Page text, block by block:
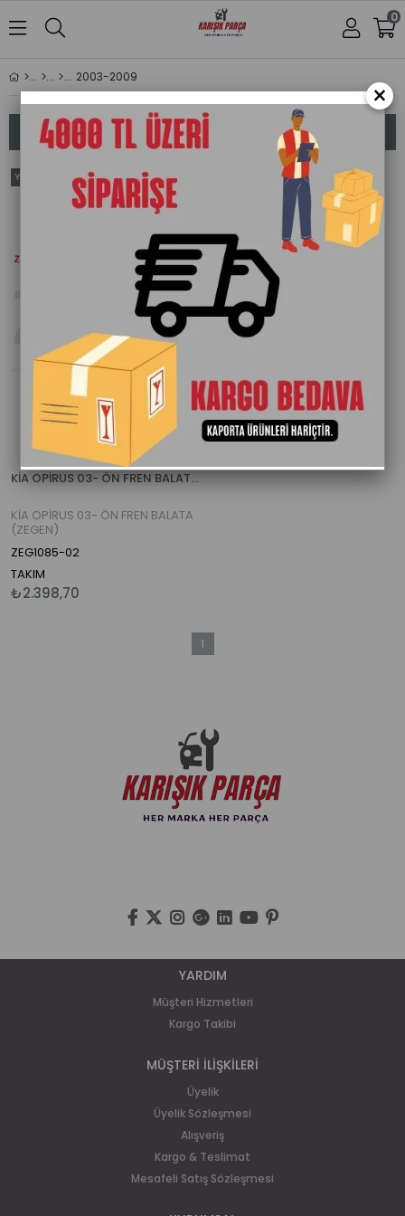
0
2003-2009
Filtreleme
Sıralama
KİA OPİRUS 03- ÖN FREN BALATA (ZEGEN)
KİA OPİRUS 03- ÖN FREN BALATA
(ZEGEN)
ZEG1085-02
TAKIM
₺2.398,70
Yeni
1
YARDIM
Müşteri Hizmetleri
Kargo Takibi
MÜŞTERİ İLİŞKİLERİ
Üyelik
Üyelik Sözleşmesi
Alışveriş
Kargo & Teslimat
Mesafeli Satış Sözleşmesi
×